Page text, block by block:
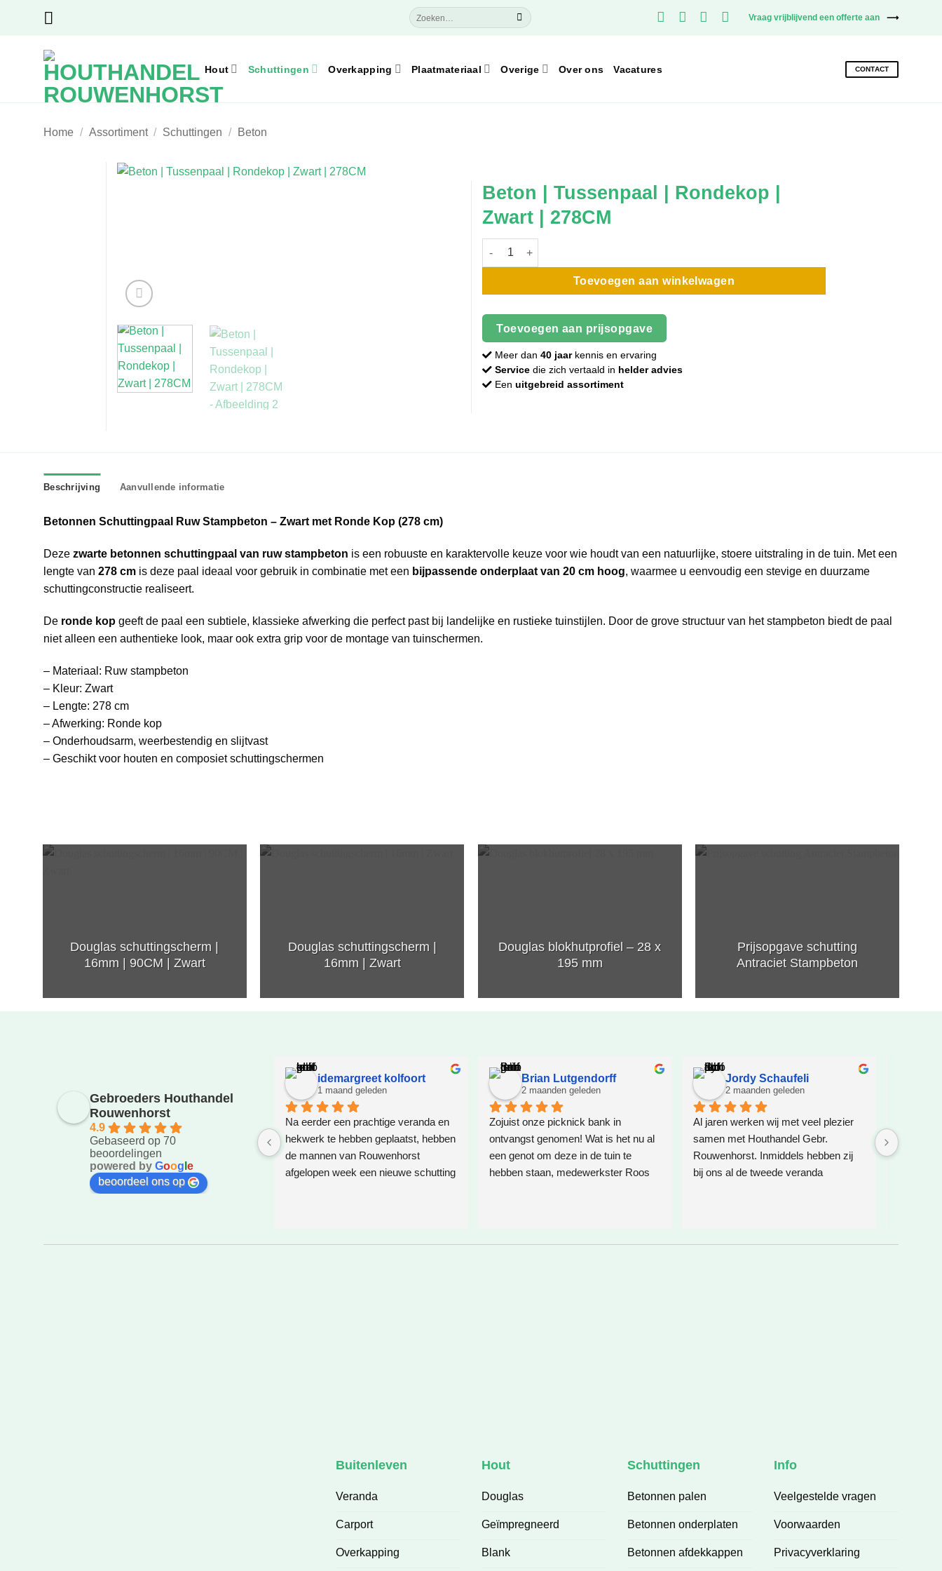
Zoeken
naar:
Vraag vrijblijvend een offerte aan
Hout Schuttingen Overkapping Plaatmateriaal Overige Over ons Vacatures CONTACT
Home / Assortiment / Schuttingen / Beton
Beton | Tussenpaal | Rondekop |
Zwart | 278CM
Beton | Tussenpaal | Rondekop | Zwart | 278CM aantal
Toevoegen aan winkelwagen
Toevoegen aan prijsopgave
Meer dan 40 jaarkennis en ervaring
Service die zich vertaald in helder advies
Een uitgebreid assortiment
Beschrijving Aanvullende informatie
Betonnen Schuttingpaal Ruw Stampbeton – Zwart met Ronde Kop (278 cm)
Deze zwarte betonnen schuttingpaal van ruw stampbeton is een robuuste en karaktervolle keuze voor wie houdt van een natuurlijke, stoere uitstraling in de tuin. Met een
lengte van 278 cm is deze paal ideaal voor gebruik in combinatie met een bijpassende onderplaat van 20 cm hoog, waarmee u eenvoudig een stevige en duurzame
schuttingconstructie realiseert.
De ronde kop geeft de paal een subtiele, klassieke afwerking die perfect past bij landelijke en rustieke tuinstijlen. Door de grove structuur van het stampbeton biedt de paal
niet alleen een authentieke look, maar ook extra grip voor de montage van tuinschermen.
– Materiaal: Ruw stampbeton
– Kleur: Zwart
– Lengte: 278 cm
– Afwerking: Ronde kop
– Onderhoudsarm, weerbestendig en slijtvast
– Geschikt voor houten en composiet schuttingschermen
Douglas schuttingscherm |
16mm | 90CM | Zwart
Douglas schuttingscherm |
16mm | Zwart
Douglas blokhutprofiel – 28 x
195 mm
Prijsopgave schutting
Antraciet Stampbeton
Gebroeders Houthandel
Rouwenhorst
4.9
Gebaseerd op 70
beoordelingen
powered by Goog e
beoordeel ons op
idemargreet kolfoort
1 maand geleden
Na eerder een prachtige veranda en
hekwerk te hebben geplaatst, hebben
de mannen van Rouwenhorst
afgelopen week een nieuwe schutting
Brian Lutgendorff
2 maanden geleden
Zojuist onze picknick bank in
ontvangst genomen! Wat is het nu al
een genot om deze in de tuin te
hebben staan, medewerkster Roos
Jordy Schaufeli
2 maanden geleden
Al jaren werken wij met veel plezier
samen met Houthandel Gebr.
Rouwenhorst. Inmiddels hebben zij
bij ons al de tweede veranda
mee.
Buitenleven
Veranda
Carport
Overkapping
Hout
Douglas
Geïmpregneerd
Blank
Schuttingen
Betonnen palen
Betonnen onderplaten
Betonnen afdekkappen
Info
Veelgestelde vragen
Voorwaarden
Privacyverklaring